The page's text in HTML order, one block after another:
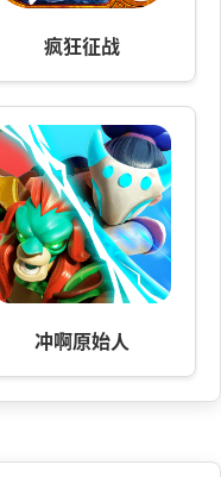
疯狂征战
冲啊原始人